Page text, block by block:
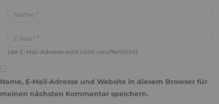
(die E-Mail-Adresse wird nicht veröffentlicht)
Name, E-Mail-Adresse und Website in diesem Browser für
meinen nächsten Kommentar speichern.